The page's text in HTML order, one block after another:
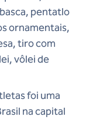
pentatlo
ornamentais,
tiro com
vôlei de
foi uma
na capital